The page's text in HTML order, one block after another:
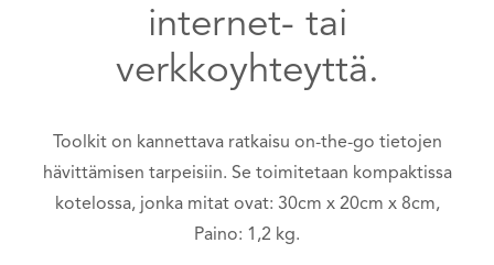
internet- tai
verkkoyhteyttä.
Toolkit on kannettava ratkaisu on-the-go tietojen
hävittämisen tarpeisiin. Se toimitetaan kompaktissa
kotelossa, jonka mitat ovat: 30cm x 20cm x 8cm,
Paino: 1,2 kg.